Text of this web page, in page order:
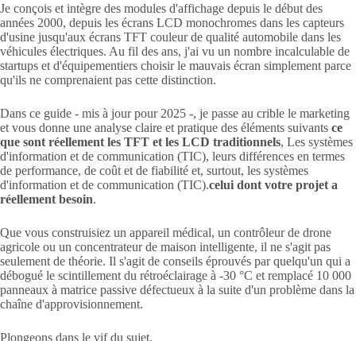
Je conçois et intègre des modules d'affichage depuis le début des
années 2000, depuis les écrans LCD monochromes dans les capteurs
d'usine jusqu'aux écrans TFT couleur de qualité automobile dans les
véhicules électriques. Au fil des ans, j'ai vu un nombre incalculable de
startups et d'équipementiers choisir le mauvais écran simplement parce
qu'ils ne comprenaient pas cette distinction.
Dans ce guide - mis à jour pour 2025 -, je passe au crible le marketing
et vous donne une analyse claire et pratique des éléments suivants ce
que sont réellement les TFT et les LCD traditionnels, Les systèmes
d'information et de communication (TIC), leurs différences en termes
de performance, de coût et de fiabilité et, surtout, les systèmes
d'information et de communication (TIC).celui dont votre projet a
réellement besoin.
Que vous construisiez un appareil médical, un contrôleur de drone
agricole ou un concentrateur de maison intelligente, il ne s'agit pas
seulement de théorie. Il s'agit de conseils éprouvés par quelqu'un qui a
débogué le scintillement du rétroéclairage à -30 °C et remplacé 10 000
panneaux à matrice passive défectueux à la suite d'un problème dans la
chaîne d'approvisionnement.
Plongeons dans le vif du sujet.